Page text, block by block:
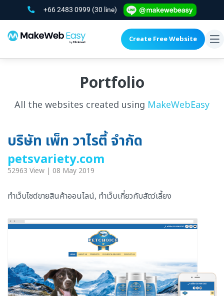
+66 2483 0999 (30 line)
Create Free Website
Portfolio
All the websites created using MakeWebEasy
บริษัท เพ็ท วาไรตี้ จำกัด
petsvariety.com
52963 View | 08 May 2019
ทำเว็บไซต์ขายสินค้าออนไลน์, ทำเว็บเกี่ยวกับสัตว์เลี้ยง